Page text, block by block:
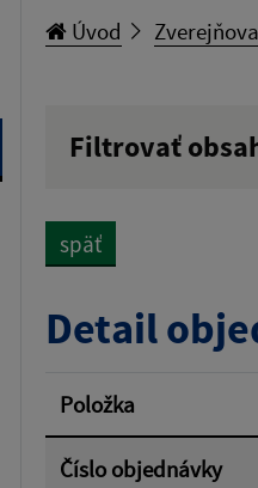
Úvod
Filtrovať
Suma od:
späť
Detail
Položka
Číslo objednávky